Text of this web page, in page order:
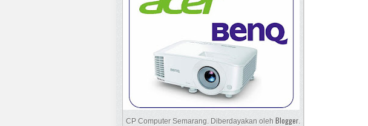
CP Computer Semarang. Diberdayakan oleh Blogger.